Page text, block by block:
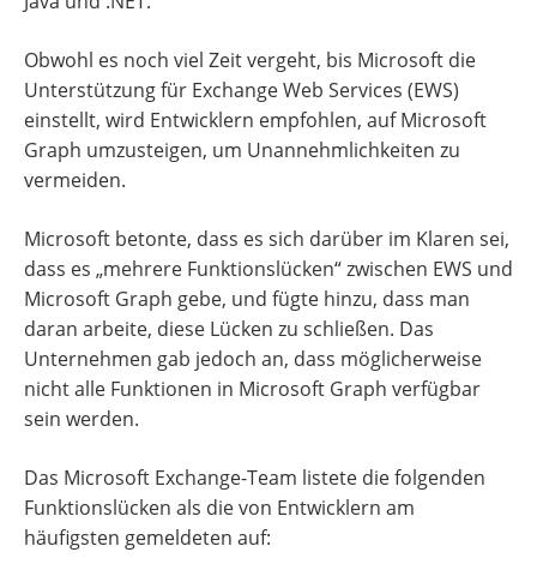
Obwohl es noch viel Zeit vergeht, bis Microsoft die
Unterstützung für Exchange Web Services (EWS)
einstellt, wird Entwicklern empfohlen, auf Microsoft
Graph umzusteigen, um Unannehmlichkeiten zu
vermeiden.
Microsoft betonte, dass es sich darüber im Klaren sei,
dass es „mehrere Funktionslücken“ zwischen EWS und
Microsoft Graph gebe, und fügte hinzu, dass man
daran arbeite, diese Lücken zu schließen. Das
Unternehmen gab jedoch an, dass möglicherweise
nicht alle Funktionen in Microsoft Graph verfügbar
sein werden.
Das Microsoft Exchange-Team listete die folgenden
Funktionslücken als die von Entwicklern am
häufigsten gemeldeten auf: